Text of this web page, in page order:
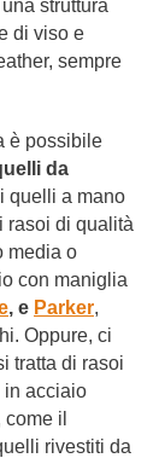
struttura
di viso e
sempre
è possibile
da
quelli a mano
rasoi di qualità
media o
con maniglia
, e Parker,
Oppure, ci
tratta di rasoi
in acciaio
il
rivestiti da